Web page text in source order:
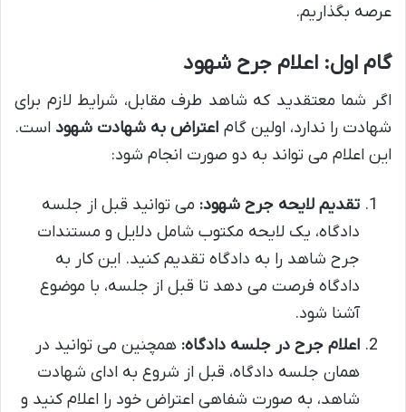
عرصه بگذاریم.
گام اول: اعلام جرح شهود
اگر شما معتقدید که شاهد طرف مقابل، شرایط لازم برای
شهادت را ندارد، اولین گام اعتراض به شهادت شهوداست.
این اعلام می تواند به دو صورت انجام شود:
تقدیم لایحه جرح شهود: می توانید قبل از جلسه
دادگاه، یک لایحه مکتوب شامل دلایل و مستندات
جرح شاهد را به دادگاه تقدیم کنید. این کار به
دادگاه فرصت می دهد تا قبل از جلسه، با موضوع
آشنا شود.
اعلام جرح در جلسه دادگاه: همچنین می توانید در
همان جلسه دادگاه، قبل از شروع به ادای شهادت
شاهد، به صورت شفاهی اعتراض خود را اعلام کنید و